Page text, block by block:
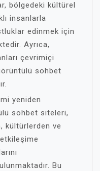
bölgedeki kültürel
insanlarla
edinmek için
Ayrıca,
çevrimiçi
sohbet
yeniden
sohbet siteleri,
kültürlerden ve
Bu